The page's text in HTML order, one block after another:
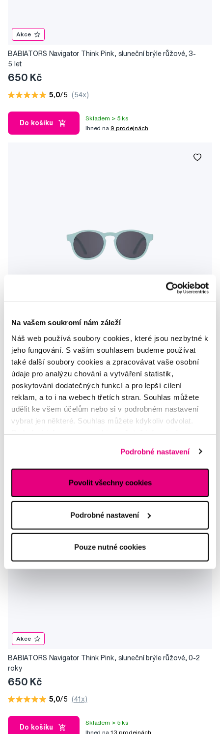
Na vašem soukromí nám záleží
Náš web používá soubory cookies, které jsou nezbytné k
jeho fungování. S vaším souhlasem budeme používat
také další soubory cookies a zpracovávat vaše osobní
údaje pro analýzu chování a vytváření statistik,
poskytování dodatečných funkcí a pro lepší cílení
reklam, a to i na webech třetích stran. Souhlas můžete
udělit ke všem účelům nebo si v podrobném nastavení
vybrat jen některé. Souhlas můžete kdykoliv odvolat.
Podrobné nastavení
Povolit všechny cookies
Podrobné nastavení
Pouze nutné cookies
Akce
BABIATORS Navigator Think Pink, sluneční brýle růžové, 3-
5 let
650 Kč
5,0/5 (54x)
Do košíku
Skladem > 5 ks
Ihned na 9 prodejnách
Novinka
Akce
BABIATORS Keyhole Morning Glory, sluneční brýle tyrkysové,
3-5 let
650 Kč
5,0/5 (1x)
Do košíku
Skladem > 5 ks
Akce
BABIATORS Navigator Think Pink, sluneční brýle růžové, 0-2
roky
650 Kč
5,0/5 (41x)
Do košíku
Skladem > 5 ks
Ihned na 13 prodejnách